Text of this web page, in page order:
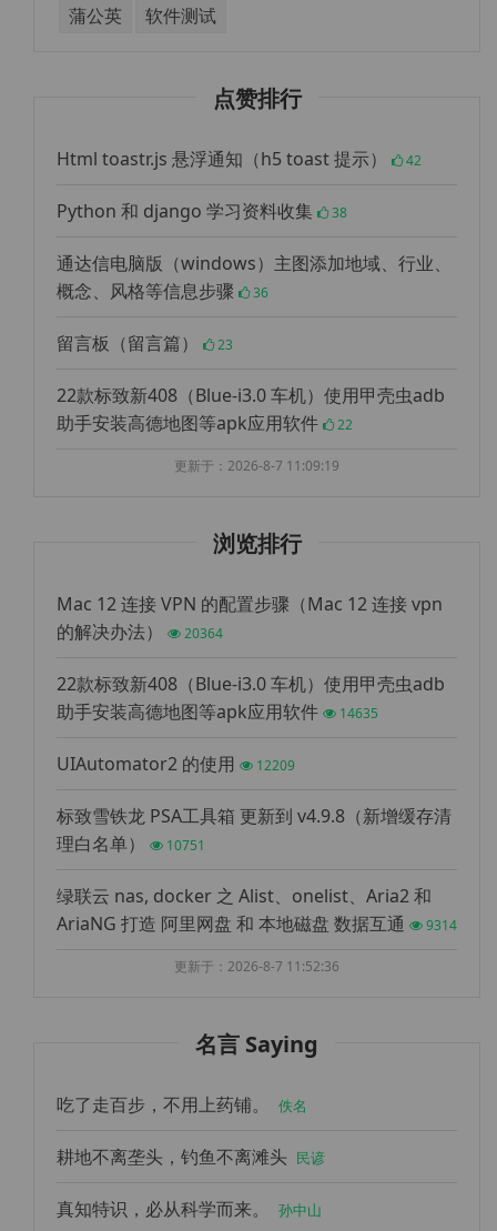
蒲公英 软件测试
点赞排行
Html toastr.js 悬浮通知（h5 toast 提示） 42
Python 和 django 学习资料收集 38
通达信电脑版（windows）主图添加地域、行业、
概念、风格等信息步骤
36
留言板（留言篇） 23
22款标致新408（Blue-i3.0 车机）使用甲壳虫adb
助手安装高德地图等apk应用软件
22
更新于：2026-8-7 11:09:19
浏览排行
Mac 12 连接 VPN 的配置步骤（Mac 12 连接 vpn
的解决办法）
20364
22款标致新408（Blue-i3.0 车机）使用甲壳虫adb
助手安装高德地图等apk应用软件
14635
UIAutomator2 的使用 12209
标致雪铁龙 PSA工具箱 更新到 v4.9.8（新增缓存清
理白名单）
10751
绿联云 nas, docker 之 Alist、onelist、Aria2 和
AriaNG 打造 阿里网盘 和 本地磁盘 数据互通
9314
更新于：2026-8-7 11:52:36
名言 Saying
吃了走百步，不用上药铺。 佚名
耕地不离垄头，钓鱼不离滩头 民谚
真知特识，必从科学而来。 孙中山